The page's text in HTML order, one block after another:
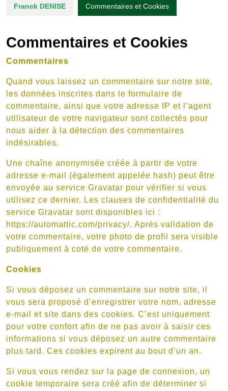
Franck DENISE Commentaires et Cookies
Commentaires et Cookies
Commentaires
Quand vous laissez un commentaire sur notre site,
les données inscrites dans le formulaire de
commentaire, ainsi que votre adresse IP et l’agent
utilisateur de votre navigateur sont collectés pour
nous aider à la détection des commentaires
indésirables.
Une chaîne anonymisée créée à partir de votre
adresse e-mail (également appelée hash) peut être
envoyée au service Gravatar pour vérifier si vous
utilisez ce dernier. Les clauses de confidentialité du
service Gravatar sont disponibles ici :
https://automattic.com/privacy/. Après validation de
votre commentaire, votre photo de profil sera visible
publiquement à coté de votre commentaire.
Cookies
Si vous déposez un commentaire sur notre site, il
vous sera proposé d’enregistrer votre nom, adresse
e-mail et site dans des cookies. C’est uniquement
pour votre confort afin de ne pas avoir à saisir ces
informations si vous déposez un autre commentaire
plus tard. Ces cookies expirent au bout d’un an.
Si vous vous rendez sur la page de connexion, un
cookie temporaire sera créé afin de déterminer si